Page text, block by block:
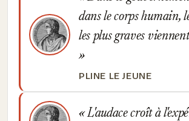
dans le corps humain,
les plus graves
PLINE LE JEUNE
L'audace croît à